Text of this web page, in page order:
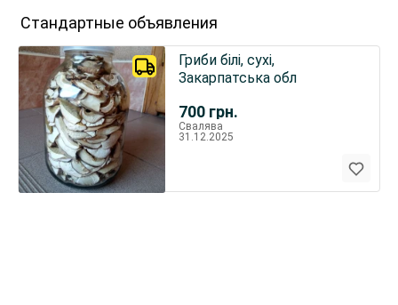
Стандартные объявления
700 грн.
Гриби білі, сухі,
Закарпатська обл
Свалява
31.12.2025